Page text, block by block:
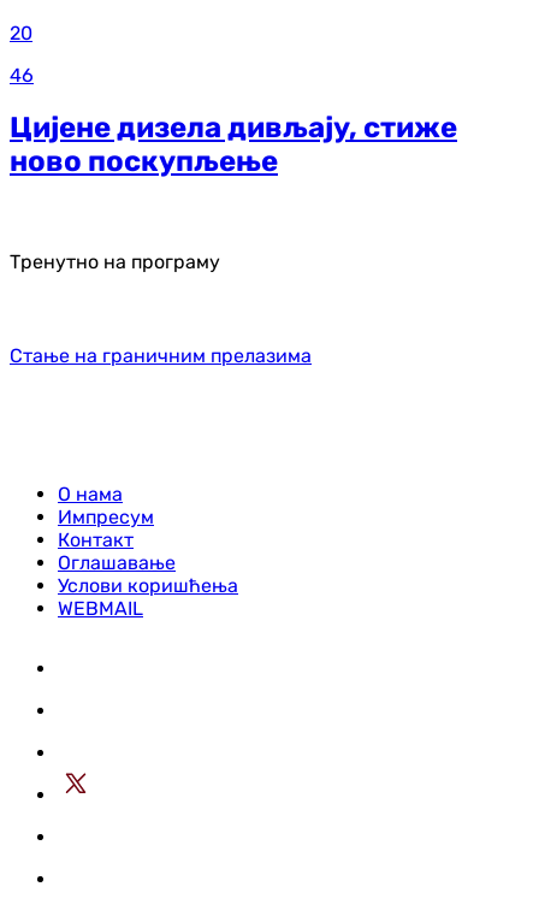
20
46
Цијене дизела дивљају, стиже
ново поскупљење
Тренутно на програму
Стање на граничним прелазима
О нама
Импресум
Контакт
Оглашавање
Услови коришћења
WEBMAIL